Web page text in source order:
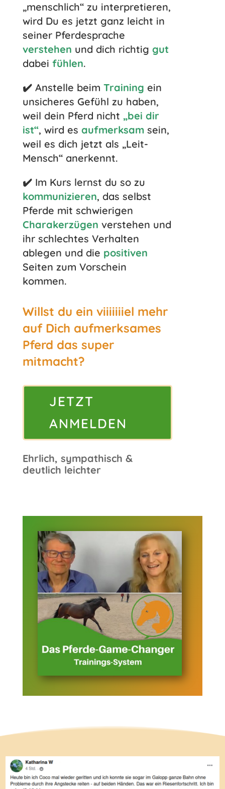
„menschlich“ zu interpretieren,
wird Du es jetzt ganz leicht in
seiner Pferdesprache
verstehen und dich richtig gut
dabei fühlen.
✔️ Anstelle beim Training ein
unsicheres Gefühl zu haben,
weil dein Pferd nicht „bei dir
ist“, wird es aufmerksam sein,
weil es dich jetzt als „Leit-
Mensch“ anerkennt.
✔️ Im Kurs lernst du so zu
kommunizieren, das selbst
Pferde mit schwierigen
Charakerzügen verstehen und
ihr schlechtes Verhalten
ablegen und die positiven
Seiten zum Vorschein
kommen.
Willst du ein viiiiiiiel mehr
auf Dich aufmerksames
Pferd das super
mitmacht?
JETZT
ANMELDEN
Ehrlich, sympathisch &
deutlich leichter